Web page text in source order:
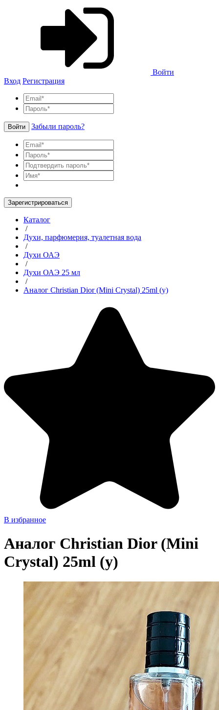
Войти
Вход Регистрация
Войти Забыли пароль?
Зарегистрироваться
Каталог
/
Духи, парфюмерия, туалетная вода
/
Духи ОАЭ
/
Духи ОАЭ 25 мл
/
Аналог Christian Dior (Mini Crystal) 25ml (у)
В избранное
Аналог Christian Dior (Mini
Crystal) 25ml (у)